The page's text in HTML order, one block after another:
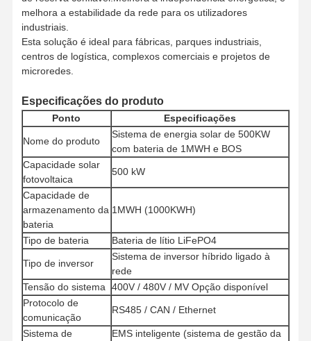
Casa Produtos
Somos
melhora a estabilidade da rede para os utilizadores
industriais.
Esta solução é ideal para fábricas, parques industriais,
centros de logística, complexos comerciais e projetos de
microredes.
Especificações do produto
Ponto Especificações
Nome do produto
Sistema de energia solar de 500KW
com bateria de 1MWH e BOS
Capacidade solar
fotovoltaica
500 kW
Capacidade de
armazenamento da
bateria
1MWH (1000KWH)
Tipo de bateria Bateria de lítio LiFePO4
Tipo de inversor
Sistema de inversor híbrido ligado à
rede
Tensão do sistema
400V / 480V / MV Opção disponível
Protocolo de
comunicação
RS485 / CAN / Ethernet
Sistema de
EMS inteligente (sistema de gestão da